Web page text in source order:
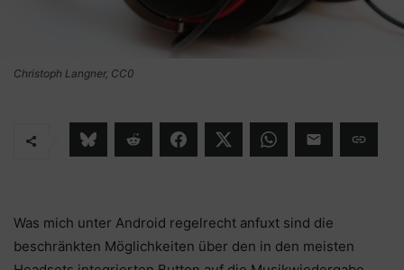
Christoph Langner, CC0
Was mich unter Android regelrecht anfuxt sind die
beschränkten Möglichkeiten über den in den meisten